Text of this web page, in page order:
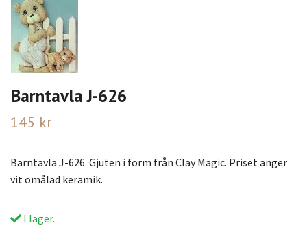
Barntavla J-626
145 kr
Barntavla J-626. Gjuten i form från Clay Magic. Priset anger
vit omålad keramik.
I lager.